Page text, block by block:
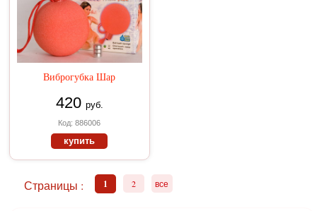
Виброгубка Шар
420 руб.
Код: 886006
купить
Страницы : 1 2 все